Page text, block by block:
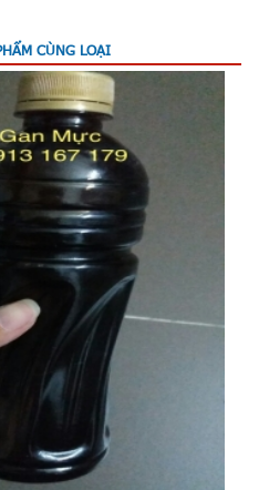
CÙNG LOẠI